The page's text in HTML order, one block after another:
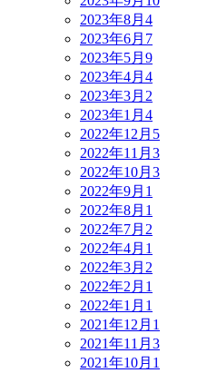
2023年8月 4
2023年6月 7
2023年5月 9
2023年4月 4
2023年3月 2
2023年1月 4
2022年12月 5
2022年11月 3
2022年10月 3
2022年9月 1
2022年8月 1
2022年7月 2
2022年4月 1
2022年3月 2
2022年2月 1
2022年1月 1
2021年12月 1
2021年11月 3
2021年10月 1